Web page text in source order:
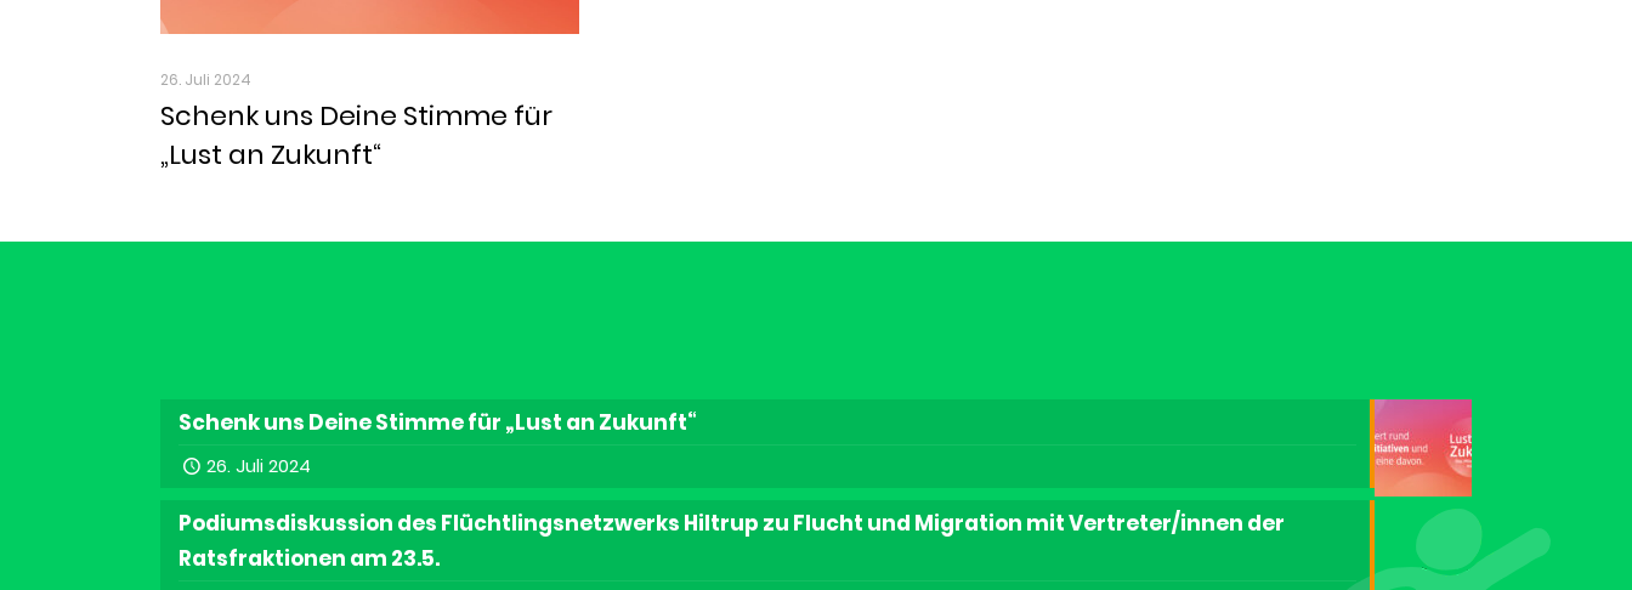
26. Juli 2024
Schenk uns Deine Stimme für
„Lust an Zukunft“
Schenk uns Deine Stimme für „Lust an Zukunft“
26. Juli 2024
Podiumsdiskussion des Flüchtlingsnetzwerks Hiltrup zu Flucht und Migration mit Vertreter/innen der
Ratsfraktionen am 23.5.